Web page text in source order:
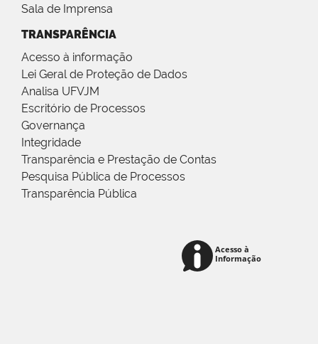
Sala de Imprensa
TRANSPARÊNCIA
Acesso à informação
Lei Geral de Proteção de Dados
Analisa UFVJM
Escritório de Processos
Governança
Integridade
Transparência e Prestação de Contas
Pesquisa Pública de Processos
Transparência Pública